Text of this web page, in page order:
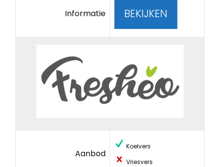
Informatie BEKIJKEN
Aanbod
Koelvers
Vriesvers